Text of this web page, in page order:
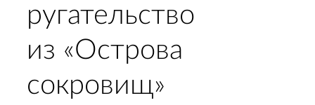
ругательство
из «Острова
сокровищ»